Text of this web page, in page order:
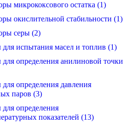
микрококсового остатка (1)
окислительной стабильности (1)
серы (2)
испытания масел и топлив (1)
определения анилиновой точки
определения давления
паров (3)
определения
показателей (13)